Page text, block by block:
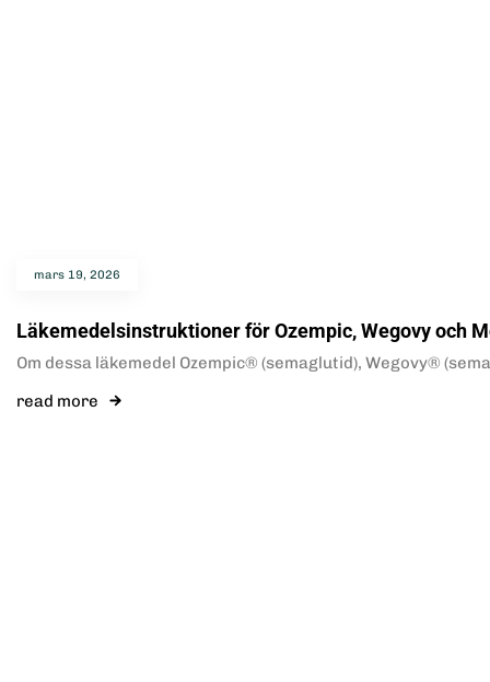
mars 19, 2026
Läkemedelsinstruktioner för Ozempic, Wegovy och
Om dessa läkemedel Ozempic® (semaglutid), Wegovy®
read more